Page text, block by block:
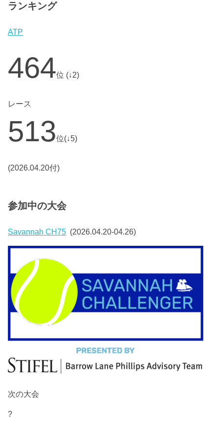
ランキング
ATP
464位 (↓2)
レース
513位(↓5)
(2026.04.20付)
参加中の大会
Savannah CH75 (2026.04.20-04.26)
次の大会
?